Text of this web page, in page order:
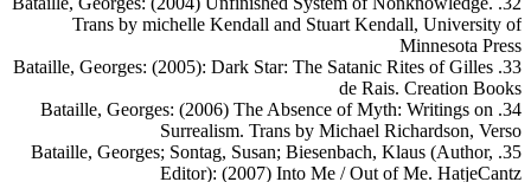
Trans by michelle Kendall and Stuart Kendall, University of
Minnesota Press
33. Bataille, Georges: (2005): Dark Star: The Satanic Rites of Gilles
de Rais. Creation Books
34. Bataille, Georges: (2006) The Absence of Myth: Writings on
Surrealism. Trans by Michael Richardson, Verso
35. Bataille, Georges; Sontag, Susan; Biesenbach, Klaus (Author,
Editor): (2007) Into Me / Out of Me. HatjeCantz